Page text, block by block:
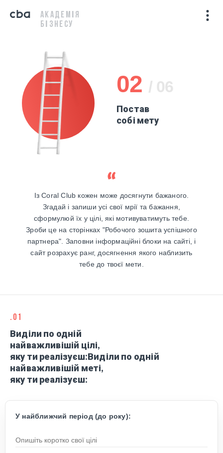
АКАДЕМІЯ
БІЗНЕСУ
02 / 06
Постав
собі мету
Із Coral Club кожен може досягнути бажаного.
Згадай і запиши усі свої мрії та бажання,
сформулюй їх у цілі, які мотивуватимуть тебе.
Зроби це на сторінках "Робочого зошита успішного
партнера". Заповни інформаційні блоки на сайті, і
сайт розрахує ранг, досягнення якого наблизить
тебе до твоєї мети.
.01
Виділи по одній
найважливішій цілі,
яку ти реалізуєш:Виділи по одній
найважливішій меті,
яку ти реалізуєш:
У найближчий період (до року):